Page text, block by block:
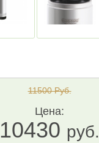
11500 Руб.
Цена:
10430 руб.